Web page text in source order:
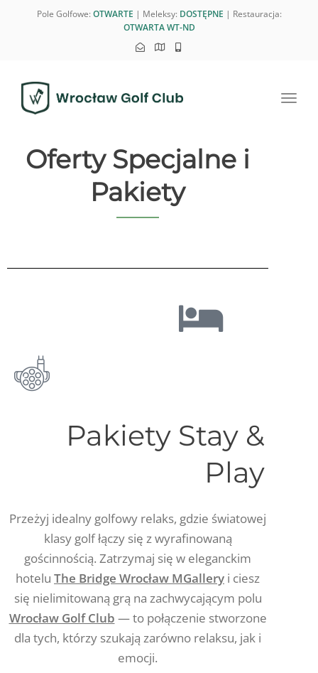
Pole Golfowe: OTWARTE | Meleksy: DOSTĘPNE | Restauracja:
OTWARTA WT-ND
Oferty Specjalne i
Pakiety
Pakiety Stay &
Play
Przeżyj idealny golfowy relaks, gdzie światowej
klasy golf łączy się z wyrafinowaną
gościnnością. Zatrzymaj się w eleganckim
hotelu The Bridge Wrocław MGallery i ciesz
się nielimitowaną grą na zachwycającym polu
Wrocław Golf Club — to połączenie stworzone
dla tych, którzy szukają zarówno relaksu, jak i
emocji.